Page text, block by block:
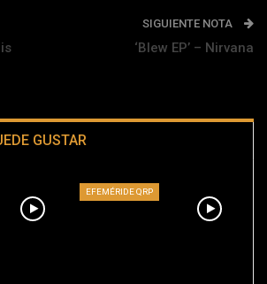
SIGUIENTE NOTA
‘Blew EP’ – Nirvana
GUSTAR
EFEMÉRIDE QRP